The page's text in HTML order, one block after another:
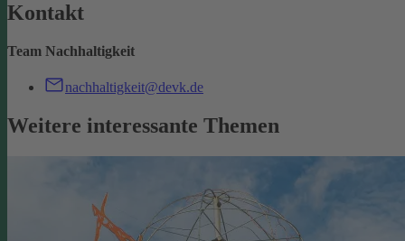
Kontakt
Team Nachhaltigkeit
nachhaltigkeit@devk.de
Weitere interessante Themen